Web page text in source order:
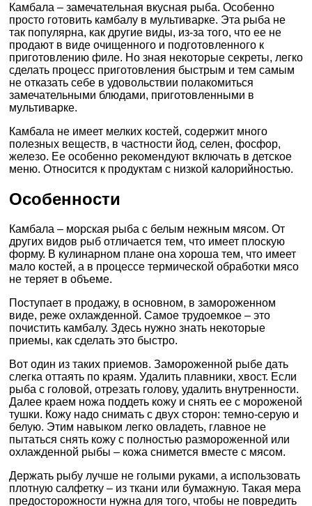
Камбала – замечательная вкусная рыба. Особенно
просто готовить камбалу в мультиварке. Эта рыба не
так популярна, как другие виды, из-за того, что ее не
продают в виде очищенного и подготовленного к
приготовлению филе. Но зная некоторые секреты, легко
сделать процесс приготовления быстрым и тем самым
не отказать себе в удовольствии полакомиться
замечательными блюдами, приготовленными в
мультиварке.
Камбала не имеет мелких костей, содержит много
полезных веществ, в частности йод, селен, фосфор,
железо. Ее особенно рекомендуют включать в детское
меню. Относится к продуктам с низкой калорийностью.
Особенности
Камбала – морская рыба с белым нежным мясом. От
других видов рыб отличается тем, что имеет плоскую
форму. В кулинарном плане она хороша тем, что имеет
мало костей, а в процессе термической обработки мясо
не теряет в объеме.
Поступает в продажу, в основном, в замороженном
виде, реже охлажденной. Самое трудоемкое – это
почистить камбалу. Здесь нужно знать некоторые
приемы, как сделать это быстро.
Вот один из таких приемов. Замороженной рыбе дать
слегка оттаять по краям. Удалить плавники, хвост. Если
рыба с головой, отрезать голову, удалить внутренности.
Далее краем ножа поддеть кожу и снять ее с мороженой
тушки. Кожу надо снимать с двух сторон: темно-серую и
белую. Этим навыком легко овладеть, главное не
пытаться снять кожу с полностью размороженной или
охлажденной рыбы – кожа снимется вместе с мясом.
Держать рыбу лучше не голыми руками, а использовать
плотную салфетку – из ткани или бумажную. Такая мера
предосторожности нужна для того, чтобы не повредить